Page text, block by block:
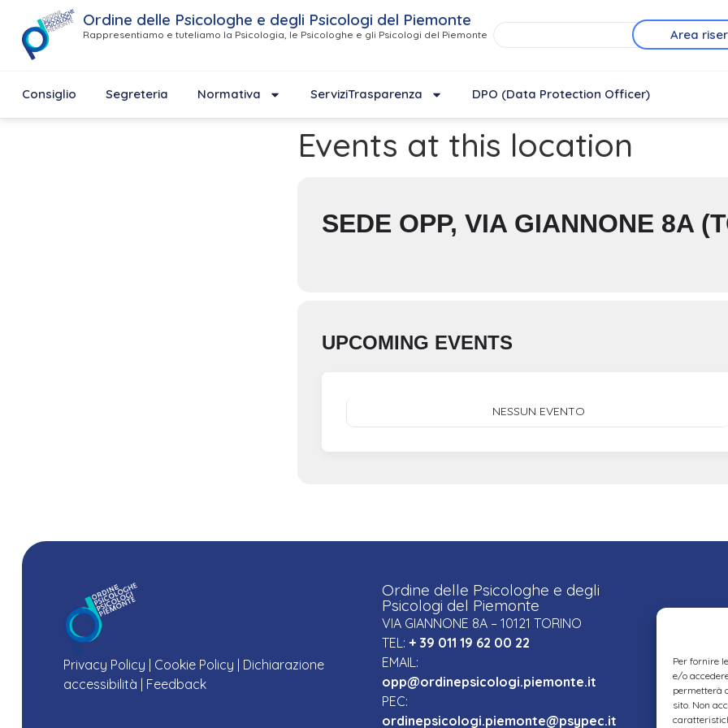
Per fornire
e/o
permetterà
sito. Non
Ordine delle Psicologhe e degli Psicologi del Piemonte
Rappresentiamo e tuteliamo la Psicologia, le Psicologhe e gli Psicologi del Piemonte Area
Consiglio Segreteria Normativa ServiziTrasparenza DPO (Data Protection Officer)
Events at this location
SEDE OPP, VIA GIANNONE 8A
UPCOMING EVENTS
NESSUN EVENTO
Privacy Policy Cookie Policy
Dichiarazione
accessibilità
Feedback
Ordine delle Psicologhe e degli
Psicologi del Piemonte
VIA GIANNONE 8A – 10121 TORINO
TEL: + 39 011 19 62 00 22
EMAIL:
opp@ordinepsicologi.piemonte.it
PEC:
ordinepsicologi.piemonte@psypec.it